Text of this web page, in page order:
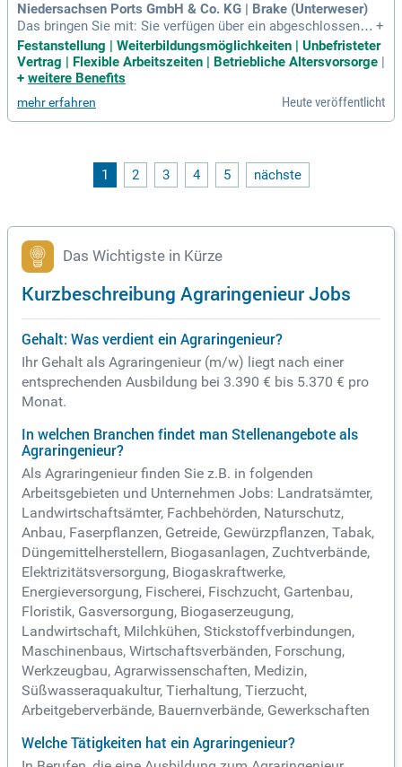
Niedersachsen Ports GmbH & Co. KG | Brake (Unterweser)
Das bringen Sie mit: Sie verfügen über ein abgeschlossenes
Studium des Bauingenieurwesens (Diplom- Ingenieurin/Inge
nieur oder Bachelor); Eine mehrjährige Berufserfahrung in de
n Bereichen konstruktiver Ingenieurbau, Wasserbau, Hafenb
+
Festanstellung | Weiterbildungsmöglichkeiten | Unbefristeter
Vertrag | Flexible Arbeitszeiten | Betriebliche Altersvorsorge |
+ weitere Benefits
mehr erfahren Heute veröffentlicht
1 2 3 4 5 nächste
Das Wichtigste in Kürze
Kurzbeschreibung Agraringenieur Jobs
Gehalt: Was verdient ein Agraringenieur?
Ihr Gehalt als Agraringenieur (m/w) liegt nach einer
entsprechenden Ausbildung bei 3.390 € bis 5.370 € pro
Monat.
In welchen Branchen findet man Stellenangebote als
Agraringenieur?
Als Agraringenieur finden Sie z.B. in folgenden
Arbeitsgebieten und Unternehmen Jobs: Landratsämter,
Landwirtschaftsämter, Fachbehörden, Naturschutz,
Anbau, Faserpflanzen, Getreide, Gewürzpflanzen, Tabak,
Düngemittelherstellern, Biogasanlagen, Zuchtverbände,
Elektrizitätsversorgung, Biogaskraftwerke,
Energieversorgung, Fischerei, Fischzucht, Gartenbau,
Floristik, Gasversorgung, Biogaserzeugung,
Landwirtschaft, Milchkühen, Stickstoffverbindungen,
Maschinenbaus, Wirtschaftsverbänden, Forschung,
Werkzeugbau, Agrarwissenschaften, Medizin,
Süßwasseraquakultur, Tierhaltung, Tierzucht,
Arbeitgeberverbände, Bauernverbände, Gewerkschaften
Welche Tätigkeiten hat ein Agraringenieur?